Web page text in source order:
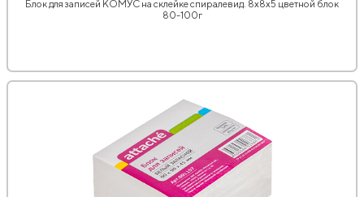
Блок для записей КОМУС на склейке спиралевид. 8х8х5 цветной блок
80-100г